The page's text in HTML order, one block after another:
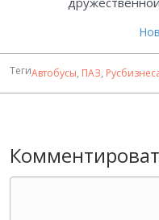
ТегиАвтобусы, ПАЗ,